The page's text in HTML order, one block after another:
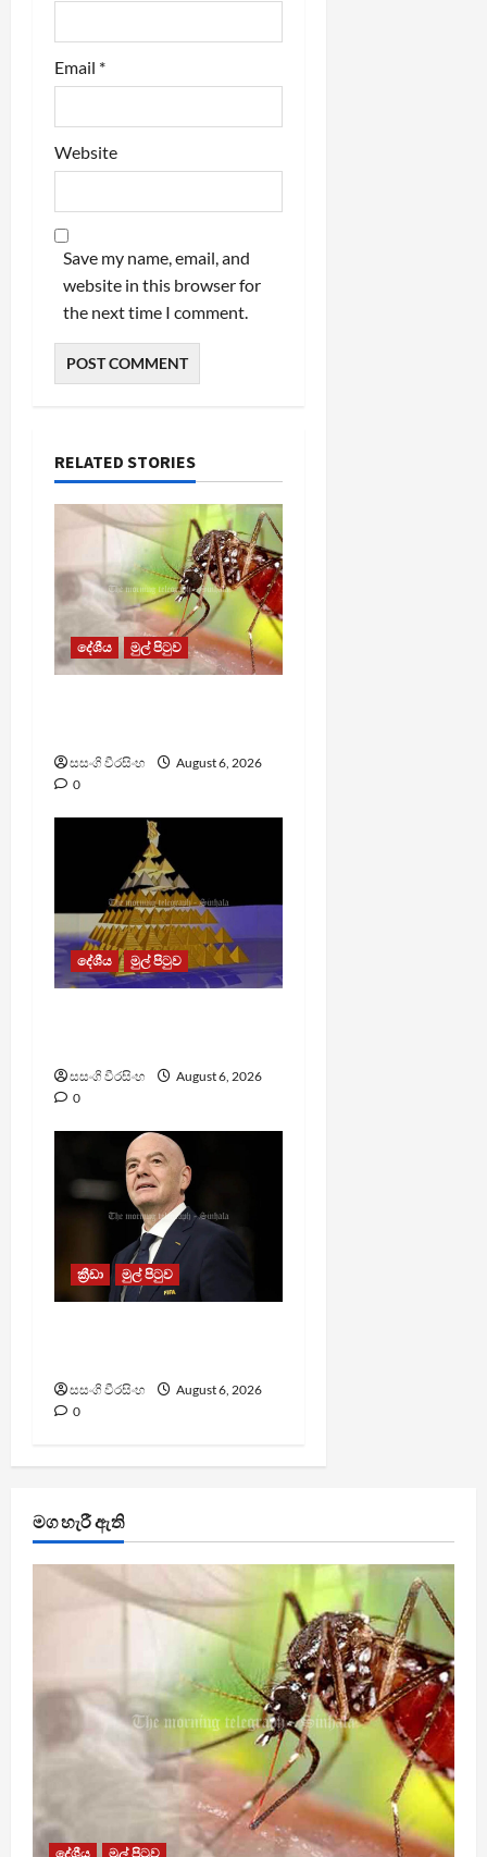
Email *
Website
Save my name, email, and
website in this browser for
the next time I comment.
RELATED STORIES
දේශීය මුල් පිටුව
සසංගි වීරසිංහ
August 6, 2026
0
දේශීය මුල් පිටුව
සසංගි වීරසිංහ
August 6, 2026
0
ක්‍රීඩා මුල් පිටුව
සසංගි වීරසිංහ
August 6, 2026
0
මග හැරී ඇති
දේශීය මුල් පිටුව